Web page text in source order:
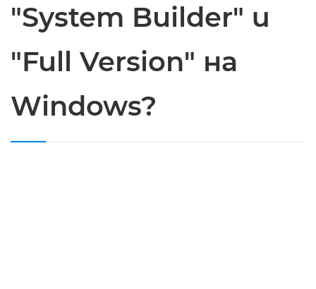
"System Builder" и
"Full Version" на
Windows?